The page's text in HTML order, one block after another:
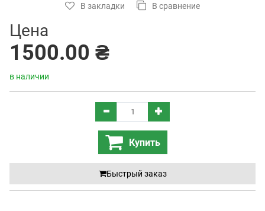
В закладки В сравнение
Цена
1500.00 ₴
в наличии
Купить
Быстрый заказ